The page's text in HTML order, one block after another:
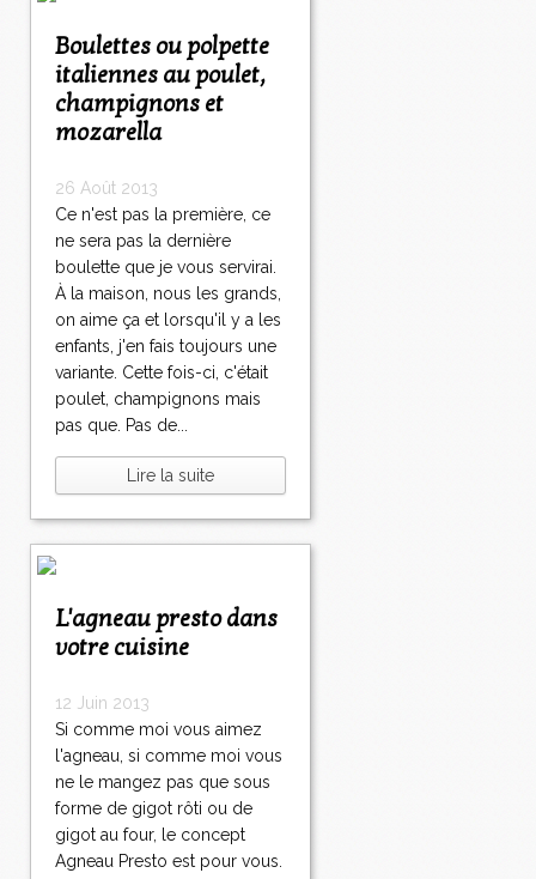
Boulettes ou polpette
italiennes au poulet,
champignons et
mozarella
26 Août 2013
Ce n'est pas la première, ce
ne sera pas la dernière
boulette que je vous servirai.
À la maison, nous les grands,
on aime ça et lorsqu'il y a les
enfants, j'en fais toujours une
variante. Cette fois-ci, c'était
poulet, champignons mais
pas que. Pas de...
Lire la suite
L'agneau presto dans
votre cuisine
12 Juin 2013
Si comme moi vous aimez
l'agneau, si comme moi vous
ne le mangez pas que sous
forme de gigot rôti ou de
gigot au four, le concept
Agneau Presto est pour vous.